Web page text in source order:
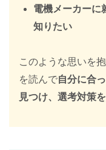
電機メーカーに
知りたい
このような思いを
を読んで自分に合
見つけ、選考対策